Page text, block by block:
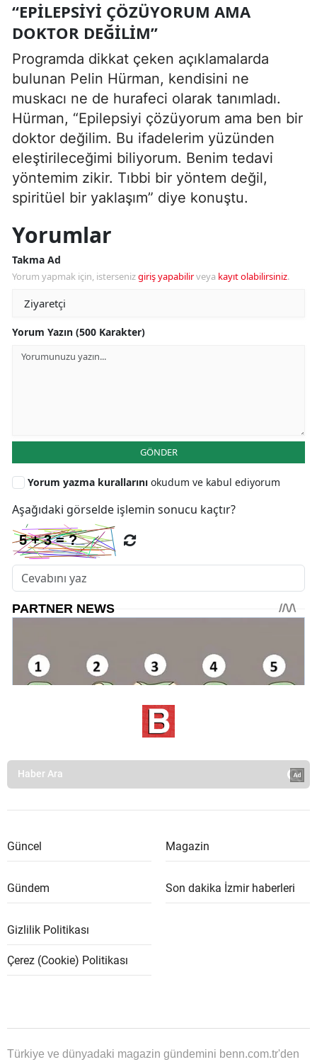
“EPILEPSIYI ÇÖZÜYORUM AMA
DOKTOR DEĞILIM”
Programda dikkat çeken açıklamalarda
bulunan Pelin Hürman, kendisini ne
muskacı ne de hurafeci olarak tanımladı.
Hürman, “Epilepsiyi çözüyorum ama ben bir
doktor değilim. Bu ifadelerim yüzünden
eleştirileceğimi biliyorum. Benim tedavi
yöntemim zikir. Tıbbi bir yöntem değil,
spiritüel bir yaklaşım” diye konuştu.
Yorumlar
Takma Ad
Yorum yapmak için, istersenizgiriş yapabilirveya kayıt olabilirsiniz.
Yorum Yazın (500 Karakter)
GÖNDER
Yorum yazma kurallarını okudum ve kabul ediyorum
Aşağıdaki görselde işlemin sonucu kaçtır?
Güncel Magazin
Gündem Son dakika İzmir haberleri
Gizlilik Politikası
Çerez (Cookie) Politikası
Türkiye ve dünyadaki magazin gündemini benn.com.tr'den